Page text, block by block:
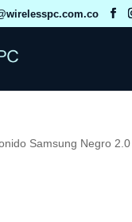
Samsung Negro